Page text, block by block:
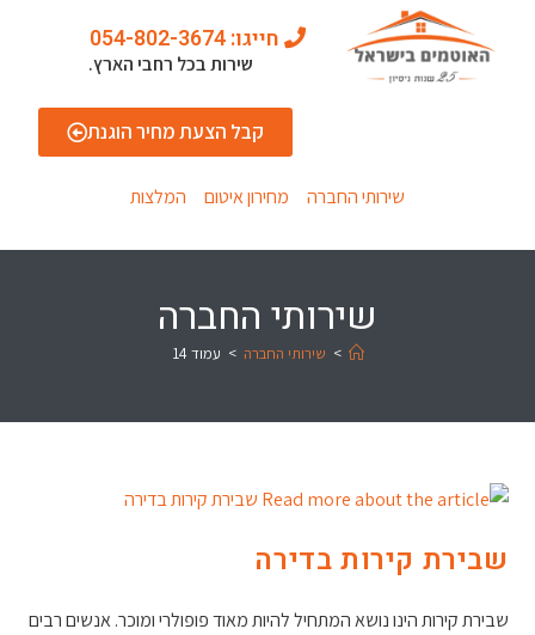
חייגו: 054-802-3674
שירות בכל רחבי הארץ.
קבל הצעת מחיר הוגנת
שירותי החברה מחירון איטום המלצות
שירותי החברה
> שירותי החברה > עמוד 14
שבירת קירות בדירה
שבירת קירות הינו נושא המתחיל להיות מאוד פופולרי ומוכר. אנשים רבים